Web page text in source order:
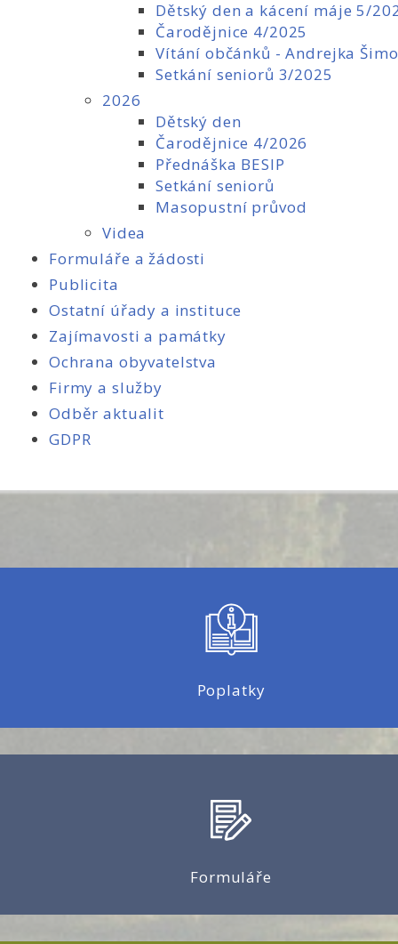
Dětský den a kácení máje 5/
Čarodějnice 4/2025
Vítání občánků - Andrejka
Setkání seniorů 3/2025
2026
Dětský den
Čarodějnice 4/2026
Přednáška BESIP
Setkání seniorů
Masopustní průvod
Videa
Formuláře a žádosti
Publicita
Ostatní úřady a instituce
Zajímavosti a památky
Ochrana obyvatelstva
Firmy a služby
Odběr aktualit
GDPR
Poplatky
Formuláře